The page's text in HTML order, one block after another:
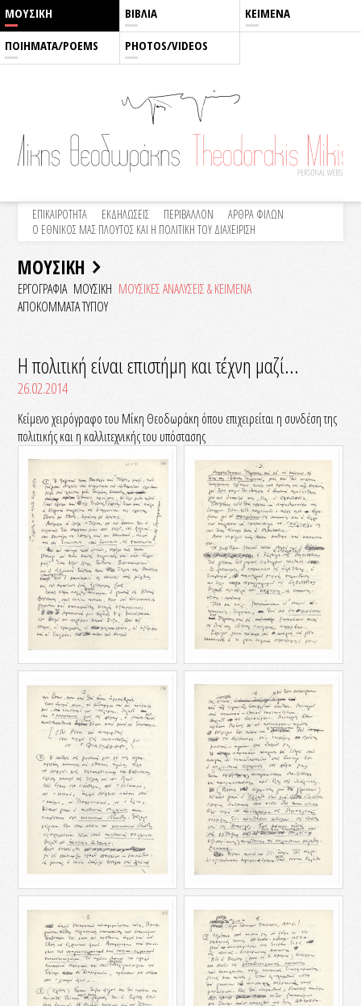
ΜΟΥΣΙΚΗ ΒΙΒΛΙΑ ΚΕΙΜΕΝΑ
ΠΟΙΗΜΑΤΑ/POEMS PHOTOS/VIDEOS
ΕΠΙΚΑΙΡΟΤΗΤΑ ΕΚΔΗΛΩΣΕΙΣ ΠΕΡΙΒΑΛΛΟΝ
ΑΡΘΡΑ ΦΙΛΩΝ
Ο ΕΘΝΙΚΟΣ ΜΑΣ ΠΛΟΥΤΟΣ ΚΑΙ Η ΠΟΛΙΤΙΚΗ ΤΟΥ ΔΙΑΧΕΙΡΙΣΗ
ΜΟΥΣΙΚΗ
ΕΡΓΟΓΡΑΦΙΑ ΜΟΥΣΙΚΗ ΜΟΥΣΙΚΕΣ ΑΝΑΛΥΣΕΙΣ & KEIMENA
ΑΠΟΚΟΜΜΑΤΑ ΤΥΠΟΥ
Η πολιτική είναι επιστήμη και τέχνη μαζί...
26.02.2014
Κείμενο χειρόγραφο του Μίκη Θεοδωράκη όπου επιχειρείται η συνδέση της
πολιτικής και η καλλιτεχνικής του υπόστασης